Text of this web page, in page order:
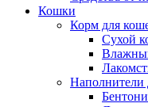
Кошки
Корм для
Сухой
Наполнители